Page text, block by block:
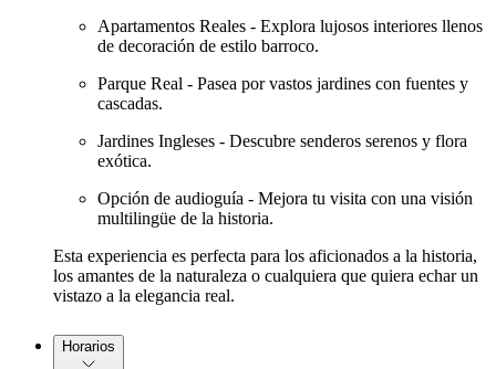
Apartamentos Reales - Explora lujosos interiores llenos
de decoración de estilo barroco.
Parque Real - Pasea por vastos jardines con fuentes y
cascadas.
Jardines Ingleses - Descubre senderos serenos y flora
exótica.
Opción de audioguía - Mejora tu visita con una visión
multilingüe de la historia.
Esta experiencia es perfecta para los aficionados a la historia,
los amantes de la naturaleza o cualquiera que quiera echar un
vistazo a la elegancia real.
Horarios